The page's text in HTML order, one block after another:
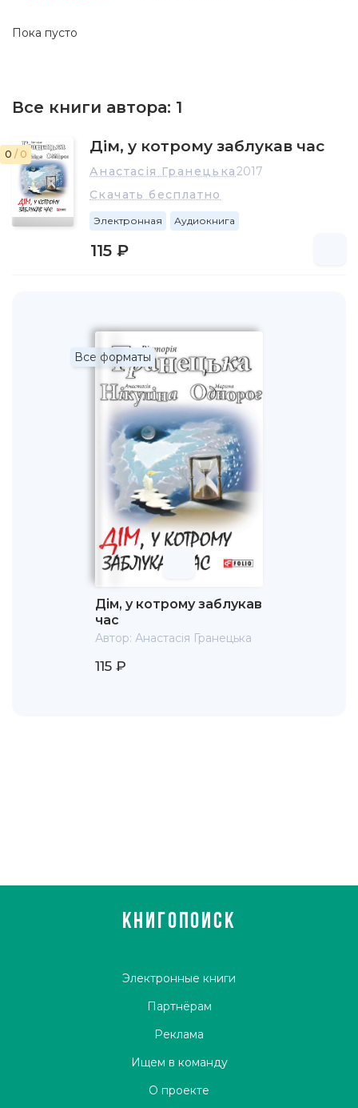
Пока пусто
Все книги автора: 1
0 / 0 Дім, у котрому заблукав час
Анастасія Гранецька2017
Скачать бесплатно
Электронная Аудиокнига
115 ₽
Все форматы
Дім, у котрому заблукав
час
Автор: Анастасія Гранецька
115 ₽
КНИГОПОИСК
Электронные книги
Партнёрам
Реклама
Ищем в команду
О проекте